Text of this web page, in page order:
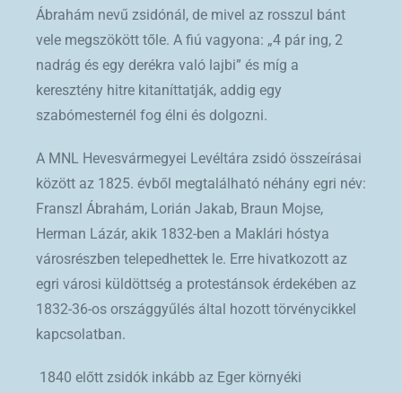
Ábrahám nevű zsidónál, de mivel az rosszul bánt
vele megszökött tőle. A fiú vagyona: „4 pár ing, 2
nadrág és egy derékra való lajbi” és míg a
keresztény hitre kitaníttatják, addig egy
szabómesternél fog élni és dolgozni.
A MNL Hevesvármegyei Levéltára zsidó összeírásai
között az 1825. évből megtalálható néhány egri név:
Franszl Ábrahám, Lorián Jakab, Braun Mojse,
Herman Lázár, akik 1832-ben a Maklári hóstya
városrészben telepedhettek le. Erre hivatkozott az
egri városi küldöttség a protestánsok érdekében az
1832-36-os országgyűlés által hozott törvénycikkel
kapcsolatban.
1840 előtt zsidók inkább az Eger környéki